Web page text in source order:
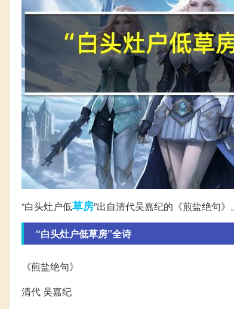
“白头灶户低草房”出自清代吴嘉纪的《煎盐绝句》。
“白头灶户低草房”全诗
《煎盐绝句》
清代 吴嘉纪